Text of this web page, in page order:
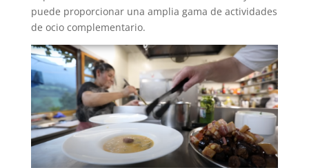
puede proporcionar una amplia gama de actividades
de ocio complementario.